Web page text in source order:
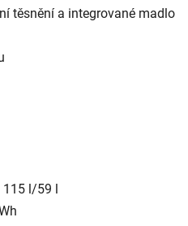
těsnění a integrované madlo
115 l/59 l